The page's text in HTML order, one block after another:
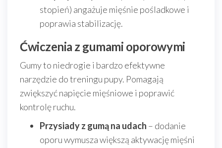
stopień) angażuje mięśnie pośladkowe i
poprawia stabilizację.
Ćwiczenia z gumami oporowymi
Gumy to niedrogie i bardzo efektywne
narzędzie do treningu pupy. Pomagają
zwiększyć napięcie mięśniowe i poprawić
kontrolę ruchu.
Przysiady z gumą na udach – dodanie
oporu wymusza większą aktywację mięśni